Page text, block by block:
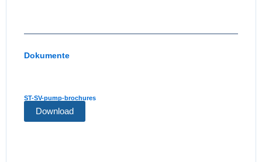
Dokumente
ST-SV-pump-brochures
Download